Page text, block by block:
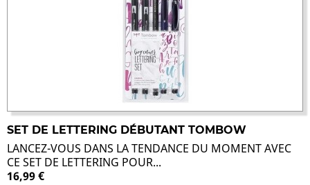
SET DE LETTERING DÉBUTANT TOMBOW
LANCEZ-VOUS DANS LA TENDANCE DU MOMENT AVEC
CE SET DE LETTERING POUR...
16,99 €